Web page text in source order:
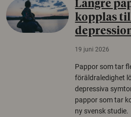
Längre
kopplas
19 juni 2026
Pappor som tar
föräldraledighet
depressiva
pappor som tar
ny svensk studie.